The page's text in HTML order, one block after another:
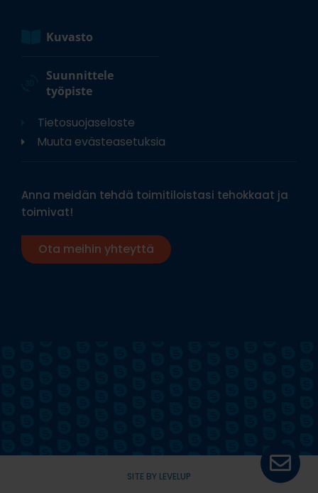
Kuvasto
Suunnittele
työpiste
Tietosuojaseloste
Muuta evästeasetuksia
Anna meidän tehdä toimitiloistasi tehokkaat ja
toimivat!
Ota meihin yhteyttä
SITE BY LEVELUP